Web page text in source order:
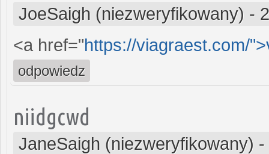
JoeSaigh (niezweryfikowany) -
<a href="https://viagraest.com/
odpowiedz
niidgcwd
JaneSaigh (niezweryfikowany) -